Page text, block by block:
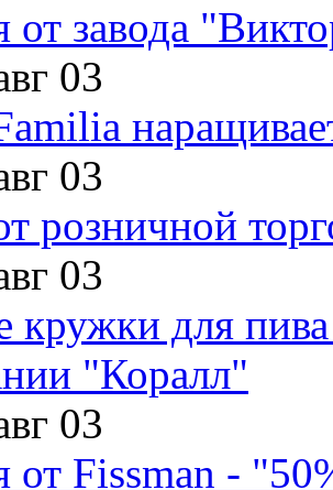
завода
03
03
розничной
03
кружки для
"Коралл"
03
от Fissman -